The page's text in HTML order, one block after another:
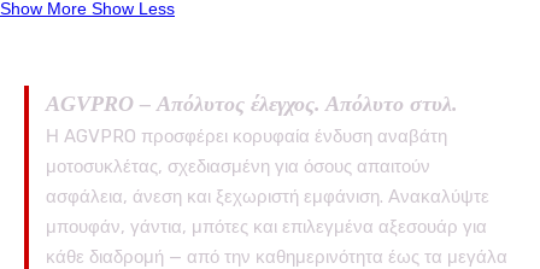
Show More Show Less
AGVPRO – Απόλυτος έλεγχος. Απόλυτο στυλ.
Η AGVPRO προσφέρει κορυφαία ένδυση αναβάτη
μοτοσυκλέτας, σχεδιασμένη για όσους απαιτούν
ασφάλεια, άνεση και ξεχωριστή εμφάνιση. Ανακαλύψτε
μπουφάν, γάντια, μπότες και επιλεγμένα αξεσουάρ για
κάθε διαδρομή — από την καθημερινότητα έως τα μεγάλα